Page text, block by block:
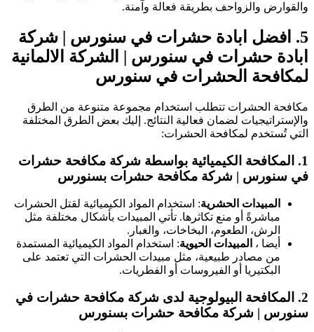
والقوارض والزواحف بطريقة فعالة وآمنة.
5.
افضل ابادة حشرات في سنورس | شركة
ابادة حشرات في سنورس | الشركة الالمانية
لمكافحة الحشرات في سنورس
مكافحة الحشرات تتطلب استخدام مجموعة متنوعة من الطرق
والإستراتيجيات لضمان فعالية النتائج. إليك بعض الطرق المختلفة
التي تُستخدم لمكافحة الحشرات:
1. المكافحة الكيميائية بواسطة شركة مكافحة حشرات
في سنورس | شركة مكافحة حشرات بسنورس
المبيدات الحشرية: استخدام المواد الكيميائية لقتل الحشرات
مباشرةً أو منع تكاثرها. تأتي المبيدات بأشكال مختلفة مثل
الرش، الطعوم، البخاخات، والغبار.
أيضا ، المبيدات الحيوية: استخدام المواد الكيميائية المستمدة
من مصادر طبيعية، مثل مبيدات الحشرات التي تعتمد على
البكتيريا أو الفيروسات أو الفطريات.
2. المكافحة البيولوجية لدى شركة مكافحة حشرات في
سنورس | شركة مكافحة حشرات بسنورس